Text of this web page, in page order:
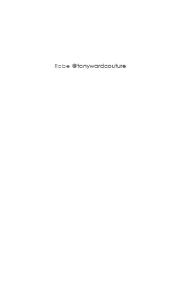
Robe @tonywardcouture